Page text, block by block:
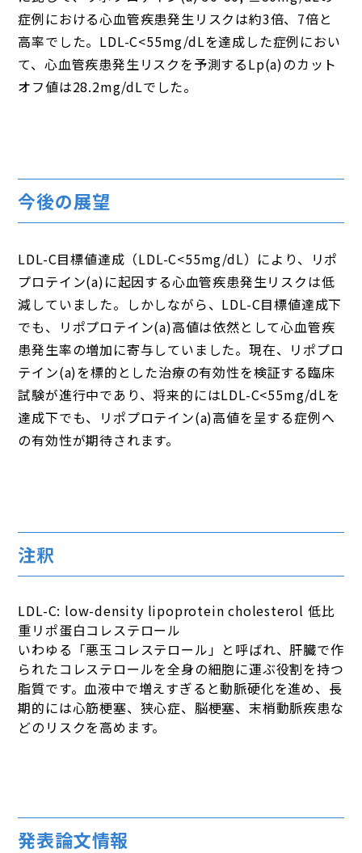
症例における心血管疾患発生リスクは約3倍、7倍と
高率でした。LDL-C<55mg/dLを達成した症例におい
て、心血管疾患発生リスクを予測するLp(a)のカット
オフ値は28.2mg/dLでした。
今後の展望
LDL-C目標値達成（LDL-C<55mg/dL）により、リポ
プロテイン(a)に起因する心血管疾患発生リスクは低
減していました。しかしながら、LDL-C目標値達成下
でも、リポプロテイン(a)高値は依然として心血管疾
患発生率の増加に寄与していました。現在、リポプロ
テイン(a)を標的とした治療の有効性を検証する臨床
試験が進行中であり、将来的にはLDL-C<55mg/dLを
達成下でも、リポプロテイン(a)高値を呈する症例へ
の有効性が期待されます。
注釈
LDL-C: low-density lipoprotein cholesterol 低比
重リポ蛋白コレステロール
いわゆる「悪玉コレステロール」と呼ばれ、肝臓で作
られたコレステロールを全身の細胞に運ぶ役割を持つ
脂質です。血液中で増えすぎると動脈硬化を進め、長
期的には心筋梗塞、狭心症、脳梗塞、末梢動脈疾患な
どのリスクを高めます。
発表論文情報